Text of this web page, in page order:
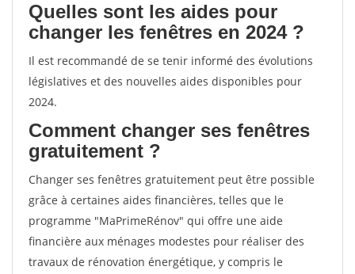
Quelles sont les aides pour
changer les fenêtres en 2024 ?
Il est recommandé de se tenir informé des évolutions
législatives et des nouvelles aides disponibles pour
2024.
Comment changer ses fenêtres
gratuitement ?
Changer ses fenêtres gratuitement peut être possible
grâce à certaines aides financières, telles que le
programme "MaPrimeRénov" qui offre une aide
financière aux ménages modestes pour réaliser des
travaux de rénovation énergétique, y compris le